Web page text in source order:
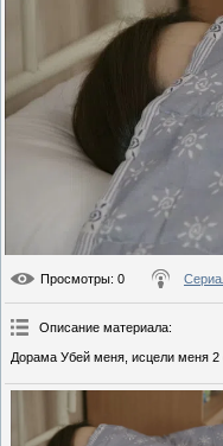
Просмотры: 0
Описание материала:
Дорама Убей меня, исцели меня 2